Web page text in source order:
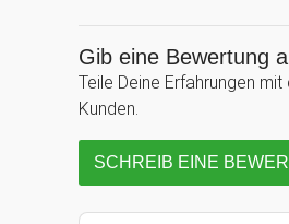
Gib eine Bewertung
Teile Deine Erfahrungen mit
Kunden.
SCHREIB EINE